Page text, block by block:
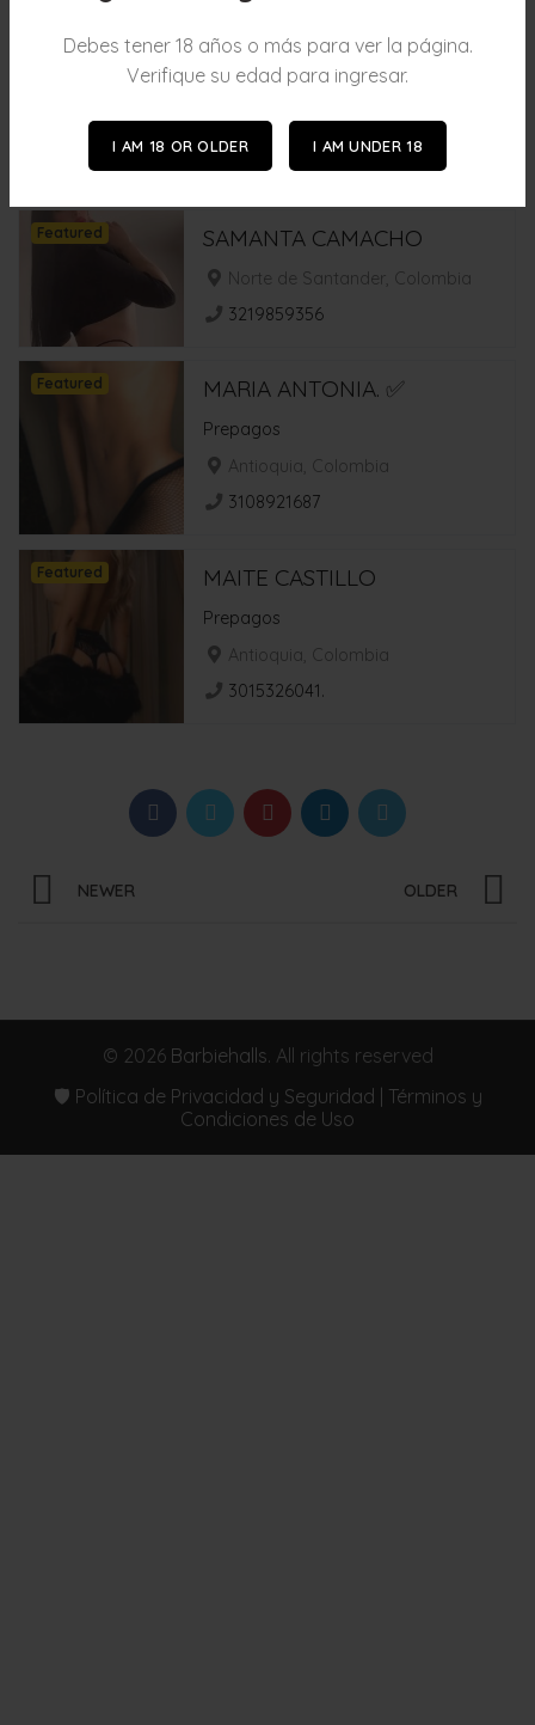
Debes tener 18 años o más para ver la página.
Verifique su edad para ingresar.
I AM 18 OR OLDER I AM UNDER 18
Perfil verificado 🏆
Colombia
3018728978
Featured SAMANTA CAMACHO
Norte de Santander, Colombia
3219859356
Featured MARIA ANTONIA. ✅
Prepagos
Antioquia, Colombia
3108921687
Featured MAITE CASTILLO
Prepagos
Antioquia, Colombia
3015326041.
NEWER OLDER
© 2026 Barbiehalls. All rights reserved
🛡️ Política de Privacidad y Seguridad | Términos y
Condiciones de Uso